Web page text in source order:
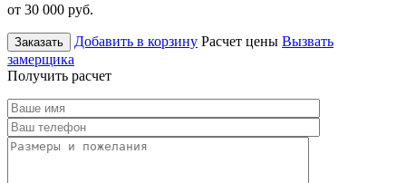
от 30 000 руб.
Заказать Добавить в корзину Расчет цены Вызвать
замерщика
Получить расчет